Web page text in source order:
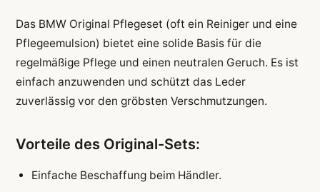
Das BMW Original Pflegeset (oft ein Reiniger und eine
Pflegeemulsion) bietet eine solide Basis für die
regelmäßige Pflege und einen neutralen Geruch. Es ist
einfach anzuwenden und schützt das Leder
zuverlässig vor den gröbsten Verschmutzungen.
Vorteile des Original-Sets:
Einfache Beschaffung beim Händler.